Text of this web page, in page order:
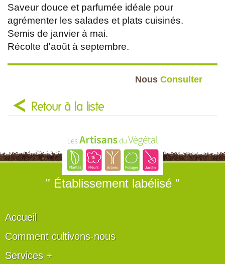
Saveur douce et parfumée idéale pour
agrémenter les salades et plats cuisinés.
Semis de janvier à mai.
Récolte d'août à septembre.
Nous Consulter
Retour à la liste
" Établissement labélisé "
Accueil
Comment cultivons-nous
Services +